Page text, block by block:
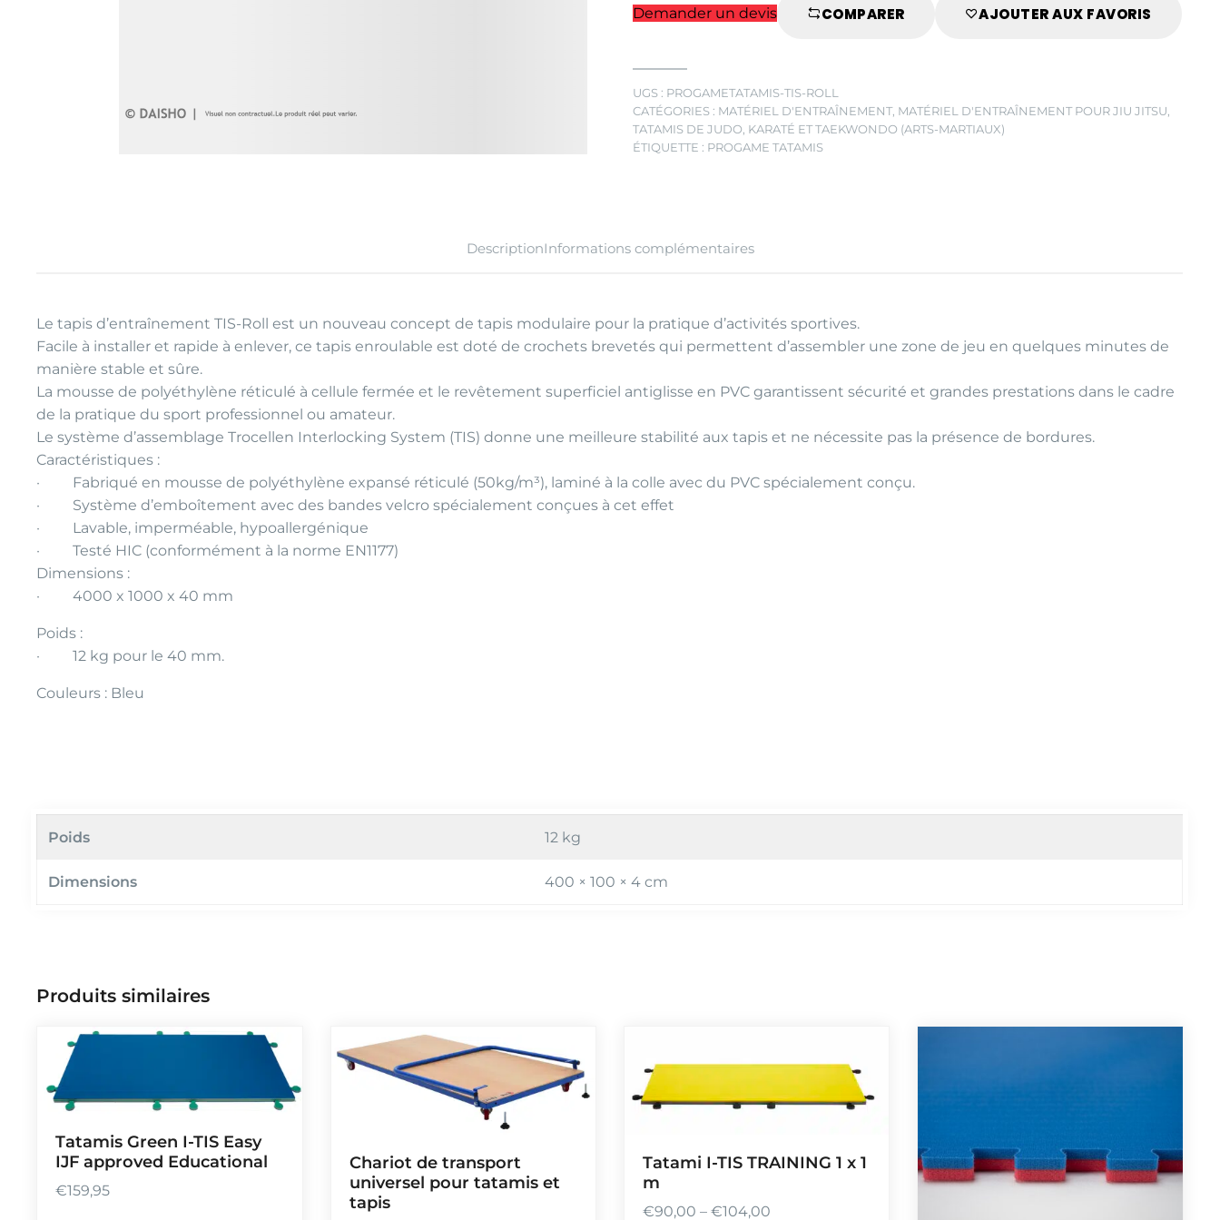
Demander un devis COMPARER AJOUTER AUX FAVORIS
UGS : PROGAMETATAMIS-TIS-ROLL
CATÉGORIES : MATÉRIEL D'ENTRAÎNEMENT, MATÉRIEL D'ENTRAÎNEMENT POUR JIU JITSU,
TATAMIS DE JUDO, KARATÉ ET TAEKWONDO (ARTS-MARTIAUX)
ÉTIQUETTE : PROGAME TATAMIS
DescriptionInformations complémentaires
Le tapis d’entraînement TIS-Roll est un nouveau concept de tapis modulaire pour la pratique d’activités sportives.
Facile à installer et rapide à enlever, ce tapis enroulable est doté de crochets brevetés qui permettent d’assembler une zone de jeu en quelques minutes de
manière stable et sûre.
La mousse de polyéthylène réticulé à cellule fermée et le revêtement superficiel antiglisse en PVC garantissent sécurité et grandes prestations dans le cadre
de la pratique du sport professionnel ou amateur.
Le système d’assemblage Trocellen Interlocking System (TIS) donne une meilleure stabilité aux tapis et ne nécessite pas la présence de bordures.
Caractéristiques :
· Fabriqué en mousse de polyéthylène expansé réticulé (50kg/m³), laminé à la colle avec du PVC spécialement conçu.
· Système d’emboîtement avec des bandes velcro spécialement conçues à cet effet
· Lavable, imperméable, hypoallergénique
· Testé HIC (conformément à la norme EN1177)
Dimensions :
· 4000 x 1000 x 40 mm
Poids :
· 12 kg pour le 40 mm.
Couleurs : Bleu
Poids 12 kg
Dimensions 400 × 100 × 4 cm
Produits similaires
Tatamis Green I-TIS Easy
IJF approved Educational
€159,95
Chariot de transport
universel pour tatamis et
tapis
Tatami I-TIS TRAINING 1 x 1
m
€90,00 – €104,00